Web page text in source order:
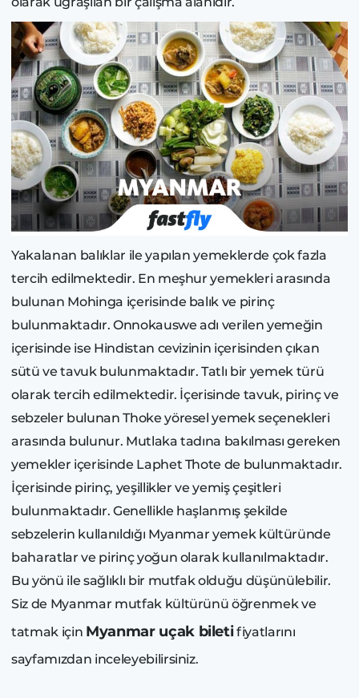
Yakalanan balıklar ile yapılan yemeklerde çok fazla
tercih edilmektedir. En meşhur yemekleri arasında
bulunan Mohinga içerisinde balık ve pirinç
bulunmaktadır. Onnokauswe adı verilen yemeğin
içerisinde ise Hindistan cevizinin içerisinden çıkan
sütü ve tavuk bulunmaktadır. Tatlı bir yemek türü
olarak tercih edilmektedir. İçerisinde tavuk, pirinç ve
sebzeler bulunan Thoke yöresel yemek seçenekleri
arasında bulunur. Mutlaka tadına bakılması gereken
yemekler içerisinde Laphet Thote de bulunmaktadır.
İçerisinde pirinç, yeşillikler ve yemiş çeşitleri
bulunmaktadır. Genellikle haşlanmış şekilde
sebzelerin kullanıldığı Myanmar yemek kültüründe
baharatlar ve pirinç yoğun olarak kullanılmaktadır.
Bu yönü ile sağlıklı bir mutfak olduğu düşünülebilir.
Siz de Myanmar mutfak kültürünü öğrenmek ve
tatmak için Myanmar uçak biletifiyatlarını
sayfamızdan inceleyebilirsiniz.